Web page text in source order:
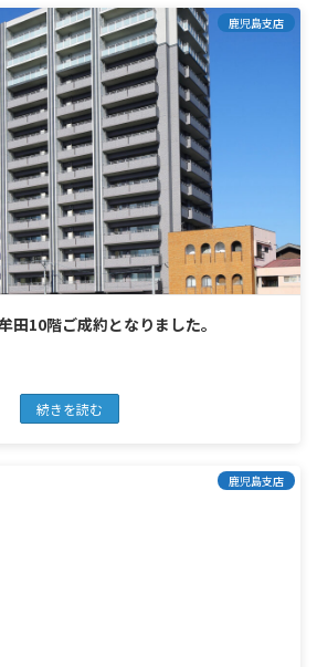
鹿児島支店
田10階ご成約となりました。
続きを読む
鹿児島支店